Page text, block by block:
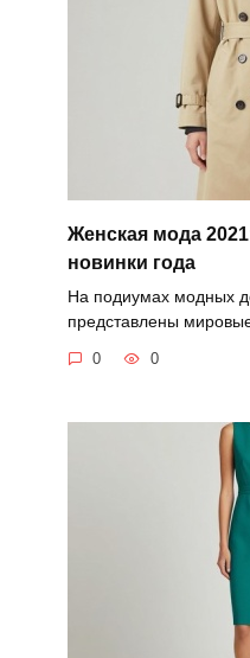
Женская мода
новинки года
На подиумах модных
представлены
0 0